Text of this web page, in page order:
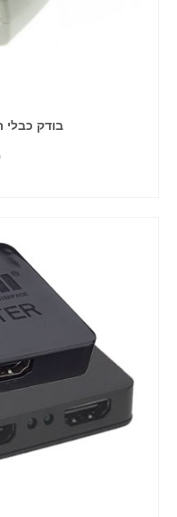
בודק